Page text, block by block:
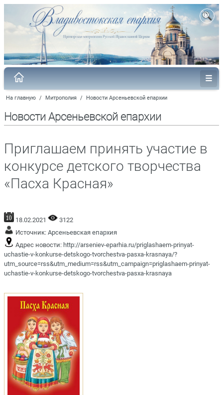
На главную / Митрополия / Новости Арсеньевской епархии
Новости Арсеньевской епархии
Приглашаем принять участие в
конкурсе детского творчества
«Пасха Красная»
18.02.2021
3122
Источник: Арсеньевская епархия
Адрес новости: http://arseniev-eparhia.ru/priglashaem-prinyat-
uchastie-v-konkurse-detskogo-tvorchestva-pasxa-krasnaya/?
utm_source=rss&utm_medium=rss&utm_campaign=priglashaem-prinyat-
uchastie-v-konkurse-detskogo-tvorchestva-pasxa-krasnaya